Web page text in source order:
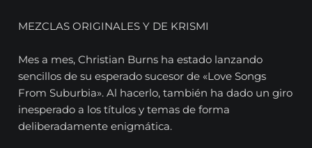
MEZCLAS ORIGINALES Y DE KRISMI
Mes a mes, Christian Burns ha estado lanzando
sencillos de su esperado sucesor de «Love Songs
From Suburbia». Al hacerlo, también ha dado un giro
inesperado a los títulos y temas de forma
deliberadamente enigmática.